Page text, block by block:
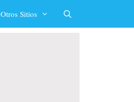
Otros Sitios